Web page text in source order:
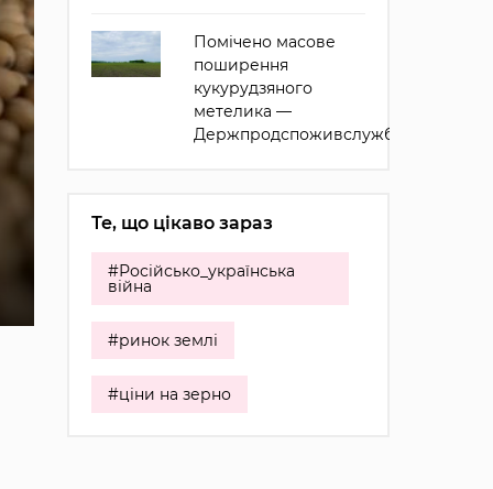
Помічено масове
поширення
кукурудзяного
метелика —
Держпродспоживслужба
Те, що цікаво зараз
#Російсько_українська
війна
#ринок землі
#ціни на зерно